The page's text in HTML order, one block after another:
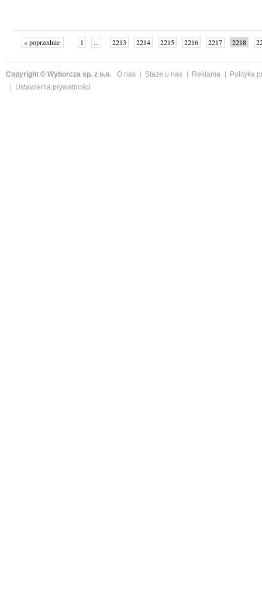
« poprzednie 1 ... 2213 2214 2215 2216 2217 2218
Copyright © Wyborcza sp. z o.o. O nas Staże u nas Reklama
Polityka
Ustawienia prywatności